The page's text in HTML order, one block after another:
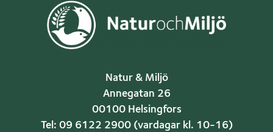
Natur & Miljö
Annegatan 26
00100 Helsingfors
Tel: 09 6122 2900 (vardagar kl. 10-16)